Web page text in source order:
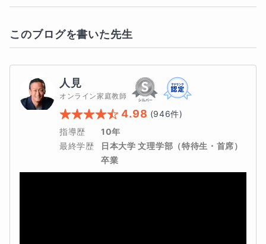
このブログを書いた先生
人見
オンライン家庭教師
4.98 (946件)
指導歴
10年
最終学歴
日本大学 文理学部（特待生・首席）
卒業